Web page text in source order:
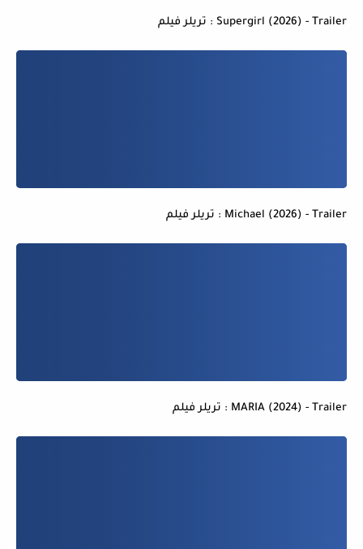
Supergirl (2026) - Trailer : تريلر فيلم
Michael (2026) - Trailer : تريلر فيلم
MARIA (2024) - Trailer : تريلر فيلم